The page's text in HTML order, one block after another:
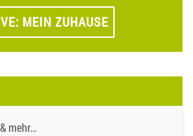
MEIN ZUHAUSE
mehr…